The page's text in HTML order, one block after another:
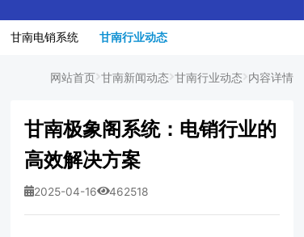
甘南电销系统 甘南行业动态
网站首页 甘南新闻动态 甘南行业动态 内容详情
甘南极象阁系统：电销行业的
高效解决方案
2025-04-16 462518